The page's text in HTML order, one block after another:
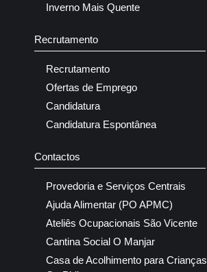
Inverno Mais Quente
Recrutamento
Recrutamento
Ofertas de Emprego
Candidatura
Candidatura Espontânea
Contactos
Provedoria e Serviços Centrais
Ajuda Alimentar (PO APMC)
Ateliês Ocupacionais São Vicente
Cantina Social O Manjar
Casa de Acolhimento para Crianças